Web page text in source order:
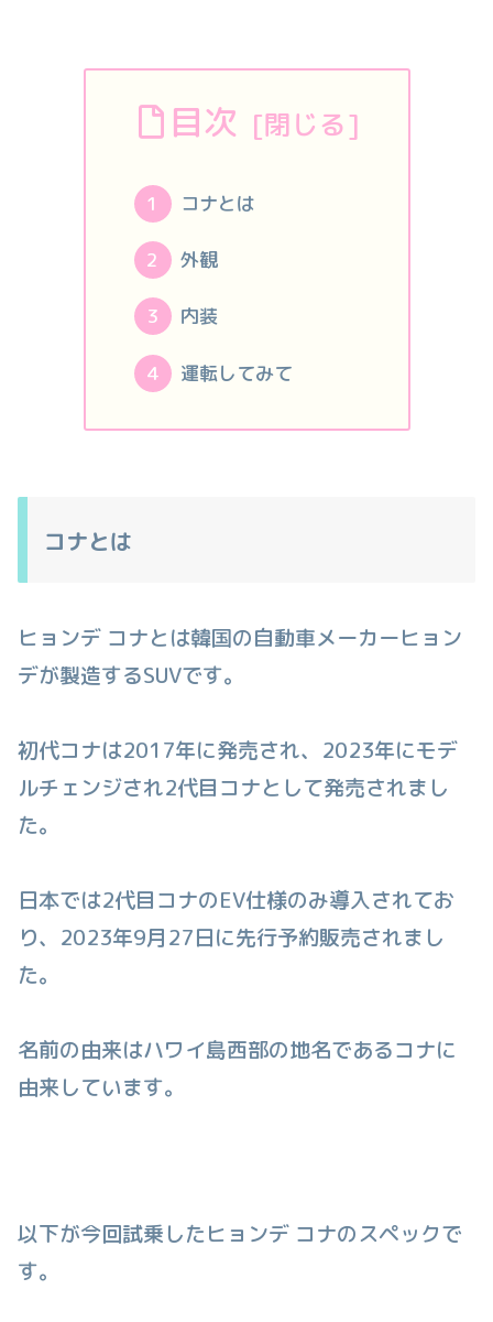
目次
コナとは
外観
内装
運転してみて
コナとは
ヒョンデ コナとは韓国の自動車メーカーヒョン
デが製造するSUVです。
初代コナは2017年に発売され、2023年にモデ
ルチェンジされ2代目コナとして発売されまし
た。
日本では2代目コナのEV仕様のみ導入されてお
り、2023年9月27日に先行予約販売されまし
た。
名前の由来はハワイ島西部の地名であるコナに
由来しています。
以下が今回試乗したヒョンデ コナのスペックで
す。